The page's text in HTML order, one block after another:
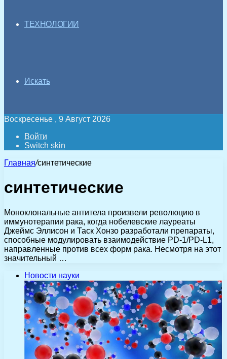
ТЕХНОЛОГИИ
Искать
Воскресенье , 9 Август 2026
Войти
Switch skin
Главная/синтетические
синтетические
Моноклональные антитела произвели революцию в
иммунотерапии рака, когда нобелевские лауреаты
Джеймс Эллисон и Таск Хонзо разработали препараты,
способные модулировать взаимодействие PD-1/PD-L1,
направленные против всех форм рака. Несмотря на этот
значительный …
Новости науки